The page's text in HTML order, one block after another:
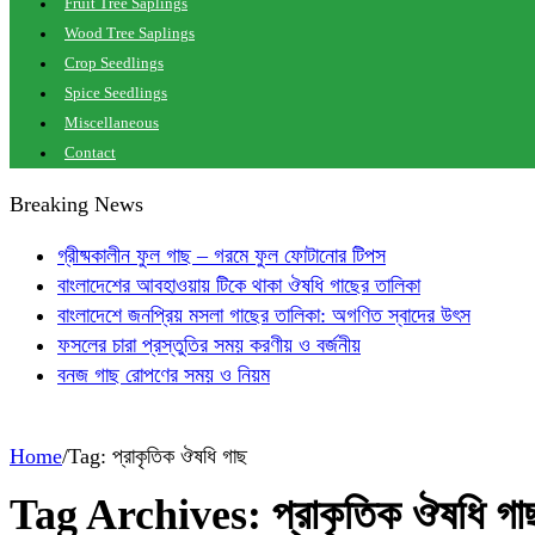
Fruit Tree Saplings
Wood Tree Saplings
Crop Seedlings
Spice Seedlings
Miscellaneous
Contact
Breaking News
গ্রীষ্মকালীন ফুল গাছ – গরমে ফুল ফোটানোর টিপস
বাংলাদেশের আবহাওয়ায় টিকে থাকা ঔষধি গাছের তালিকা
বাংলাদেশে জনপ্রিয় মসলা গাছের তালিকা: অগণিত স্বাদের উৎস
ফসলের চারা প্রস্তুতির সময় করণীয় ও বর্জনীয়
বনজ গাছ রোপণের সময় ও নিয়ম
Home/Tag: প্রাকৃতিক ঔষধি গাছ
Tag Archives: প্রাকৃতিক ঔষধি